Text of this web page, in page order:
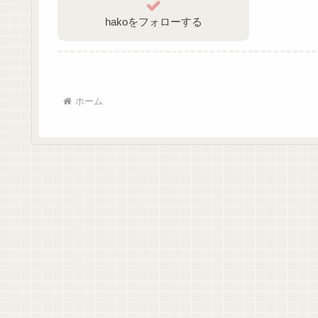
hakoをフォローする
ホーム